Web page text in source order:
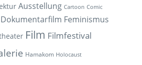
Ausstellung Cartoon Comic
Dokumentarfilm Feminismus
Film Filmfestival
Hamakom Holocaust